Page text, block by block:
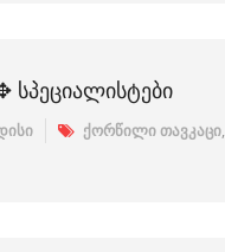
ქორწილი თავკაცი,